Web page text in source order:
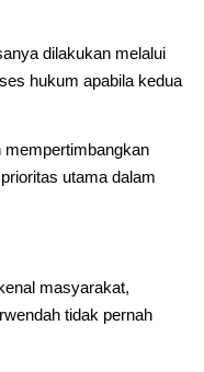
dilakukan melalui
hukum apabila kedua
mempertimbangkan
utama dalam
masyarakat,
tidak pernah